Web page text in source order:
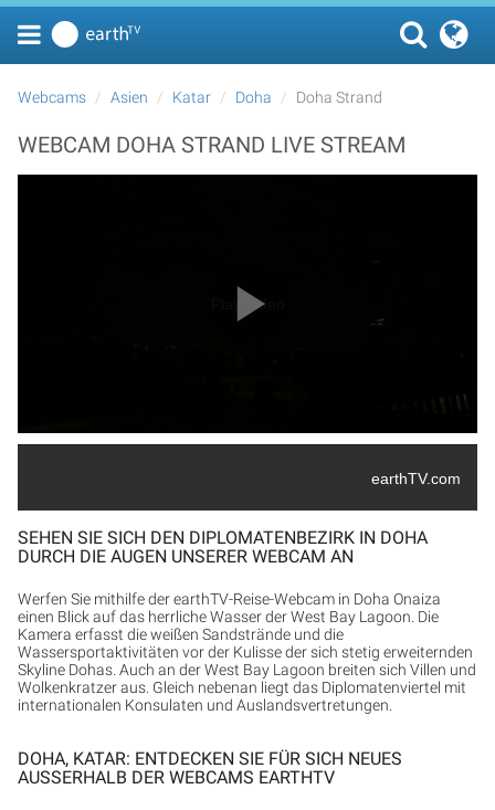
Webcams Asien Katar Doha Doha Strand
WEBCAM DOHA STRAND LIVE STREAM
Play Video
earthTV.com
SEHEN SIE SICH DEN DIPLOMATENBEZIRK IN DOHA
DURCH DIE AUGEN UNSERER WEBCAM AN
Werfen Sie mithilfe der earthTV-Reise-Webcam in Doha Onaiza
einen Blick auf das herrliche Wasser der West Bay Lagoon. Die
Kamera erfasst die weißen Sandstrände und die
Wassersportaktivitäten vor der Kulisse der sich stetig erweiternden
Skyline Dohas. Auch an der West Bay Lagoon breiten sich Villen und
Wolkenkratzer aus. Gleich nebenan liegt das Diplomatenviertel mit
internationalen Konsulaten und Auslandsvertretungen.
DOHA, KATAR: ENTDECKEN SIE FÜR SICH NEUES
AUSSERHALB DER WEBCAMS EARTHTV